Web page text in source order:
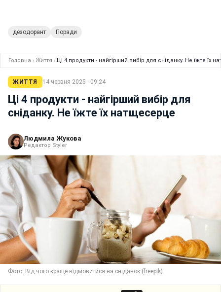
дезодорант Поради
Головна › Життя › Ці 4 продукти - найгірший вибір для сніданку. Не їжте їх
ЖИТТЯ 14 червня 2025 · 09:24
Ці 4 продукти - найгірший вибір для
сніданку. Не їжте їх натщесерце
Людмила Жукова
Редактор Styler
Фото: Від чого краще відмовитися на сніданок (freepik)